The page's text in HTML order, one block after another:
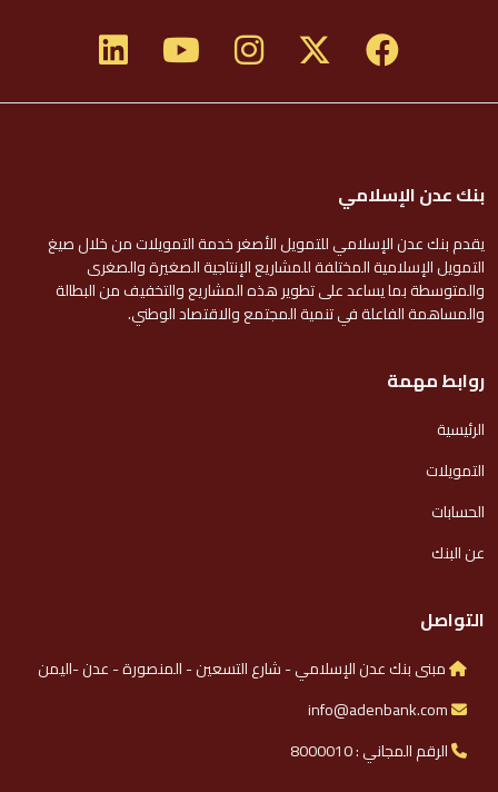
بنك عدن الإسلامي
يقدم بنك عدن الإسلامي للتمويل الأصغر خدمة التمويلات من خلال صيغ
التمويل الإسلامية المختلفة للمشاريع الإنتاجية الصغيرة والصغرى
والمتوسطة بما يساعد على تطوير هذه المشاريع والتخفيف من البطالة
والمساهمة الفاعلة في تنمية المجتمع والاقتصاد الوطني.
روابط مهمة
الرئيسية
التمويلات
الحسابات
عن البنك
التواصل
مبنى بنك عدن الإسلامي - شارع التسعين - المنصورة - عدن -اليمن
الرقم المجاني : 8000010